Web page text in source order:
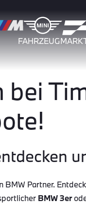
bei
Partner.
BMW 3er